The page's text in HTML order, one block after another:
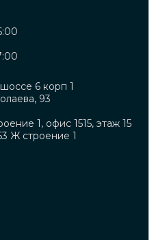
6 корп 1
93
1, офис 1515, этаж 15
Ж строение 1